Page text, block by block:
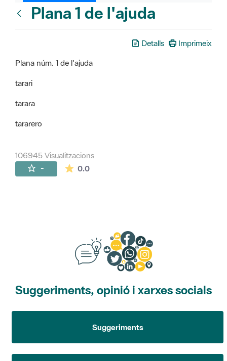
Plana 1 de l'ajuda
Detalls
Imprimeix
Plana núm. 1 de l'ajuda
tarari
tarara
tararero
106945 Visualitzacions
- 0.0La mitjana de les valoracions és de 0
Suggeriments, opinió i xarxes socials
Suggeriments